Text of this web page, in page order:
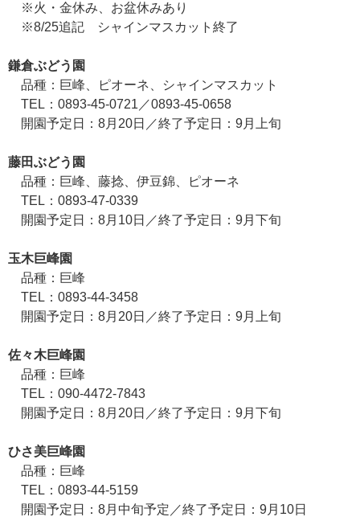
※火・金休み、お盆休みあり
※8/25追記 シャインマスカット終了
鎌倉ぶどう園
品種：巨峰、ピオーネ、シャインマスカット
TEL：0893-45-0721／0893-45-0658
開園予定日：8月20日／終了予定日：9月上旬
藤田ぶどう園
品種：巨峰、藤捻、伊豆錦、ピオーネ
TEL：0893-47-0339
開園予定日：8月10日／終了予定日：9月下旬
玉木巨峰園
品種：巨峰
TEL：0893-44-3458
開園予定日：8月20日／終了予定日：9月上旬
佐々木巨峰園
品種：巨峰
TEL：090-4472-7843
開園予定日：8月20日／終了予定日：9月下旬
ひさ美巨峰園
品種：巨峰
TEL：0893-44-5159
開園予定日：8月中旬予定／終了予定日：9月10日